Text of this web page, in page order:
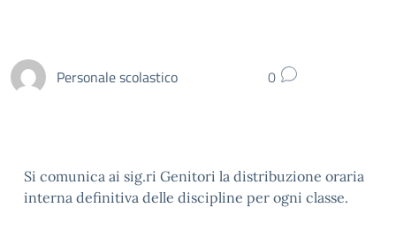
Personale scolastico 0
Si comunica ai sig.ri Genitori la distribuzione oraria
interna definitiva delle discipline per ogni classe.